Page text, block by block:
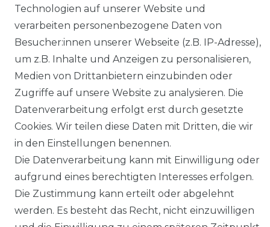
Montag - Freitag, 10:00 - 19:00
SERVICE
KONTAKT
ZAHLUNG & VERSAND
AGB
DATENSCHUTZ
Facebook
Technologien auf unserer Website und
verarbeiten personenbezogene Daten von
Besucher:innen unserer Webseite (z.B. IP-Adresse),
um z.B. Inhalte und Anzeigen zu personalisieren,
Medien von Drittanbietern einzubinden oder
Zugriffe auf unsere Website zu analysieren. Die
Datenverarbeitung erfolgt erst durch gesetzte
Cookies. Wir teilen diese Daten mit Dritten, die wir
in den Einstellungen benennen.
Die Datenverarbeitung kann mit Einwilligung oder
aufgrund eines berechtigten Interesses erfolgen.
Die Zustimmung kann erteilt oder abgelehnt
werden. Es besteht das Recht, nicht einzuwilligen